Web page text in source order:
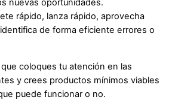
nuevas oportunidades.
rápido, lanza rápido, aprovecha
de forma eficiente errores o
coloques tu atención en las
y crees productos mínimos viables
puede funcionar o no.